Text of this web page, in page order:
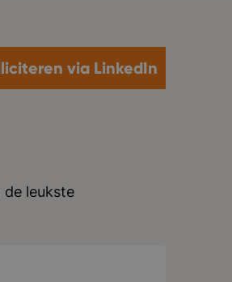
via LinkedIn
leukste